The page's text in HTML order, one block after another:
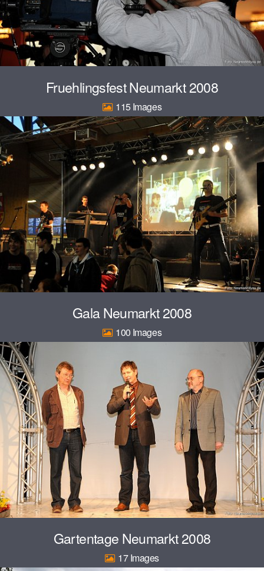
Fruehlingsfest Neumarkt 2008
115
Gala Neumarkt 2008
100
Gartentage Neumarkt 2008
17